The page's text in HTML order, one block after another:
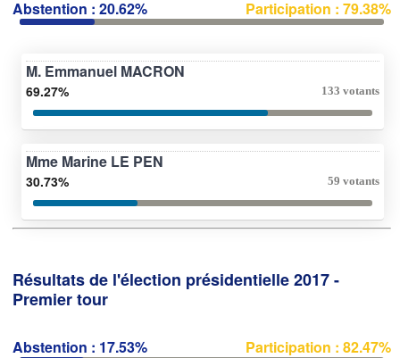
Abstention : 20.62% Participation : 79.38%
M. Emmanuel MACRON
69.27% 133 votants
Mme Marine LE PEN
30.73% 59 votants
Résultats de l'élection présidentielle 2017 -
Premier tour
Abstention : 17.53% Participation : 82.47%